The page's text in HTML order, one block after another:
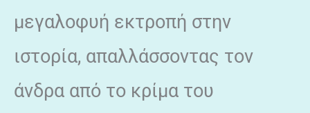
μεγαλοφυή εκτροπή στην
ιστορία, απαλλάσσοντας τον
άνδρα από το κρίμα του